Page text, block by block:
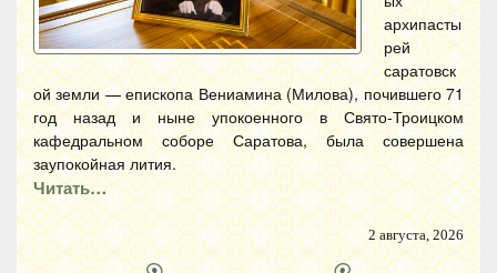
архипасты
рей
саратовск
ой земли — епископа Вениамина (Милова), почившего 71
год назад и ныне упокоенного в Свято-Троицком
кафедральном соборе Саратова, была совершена
заупокойная лития.
Читать…
2 августа, 2026